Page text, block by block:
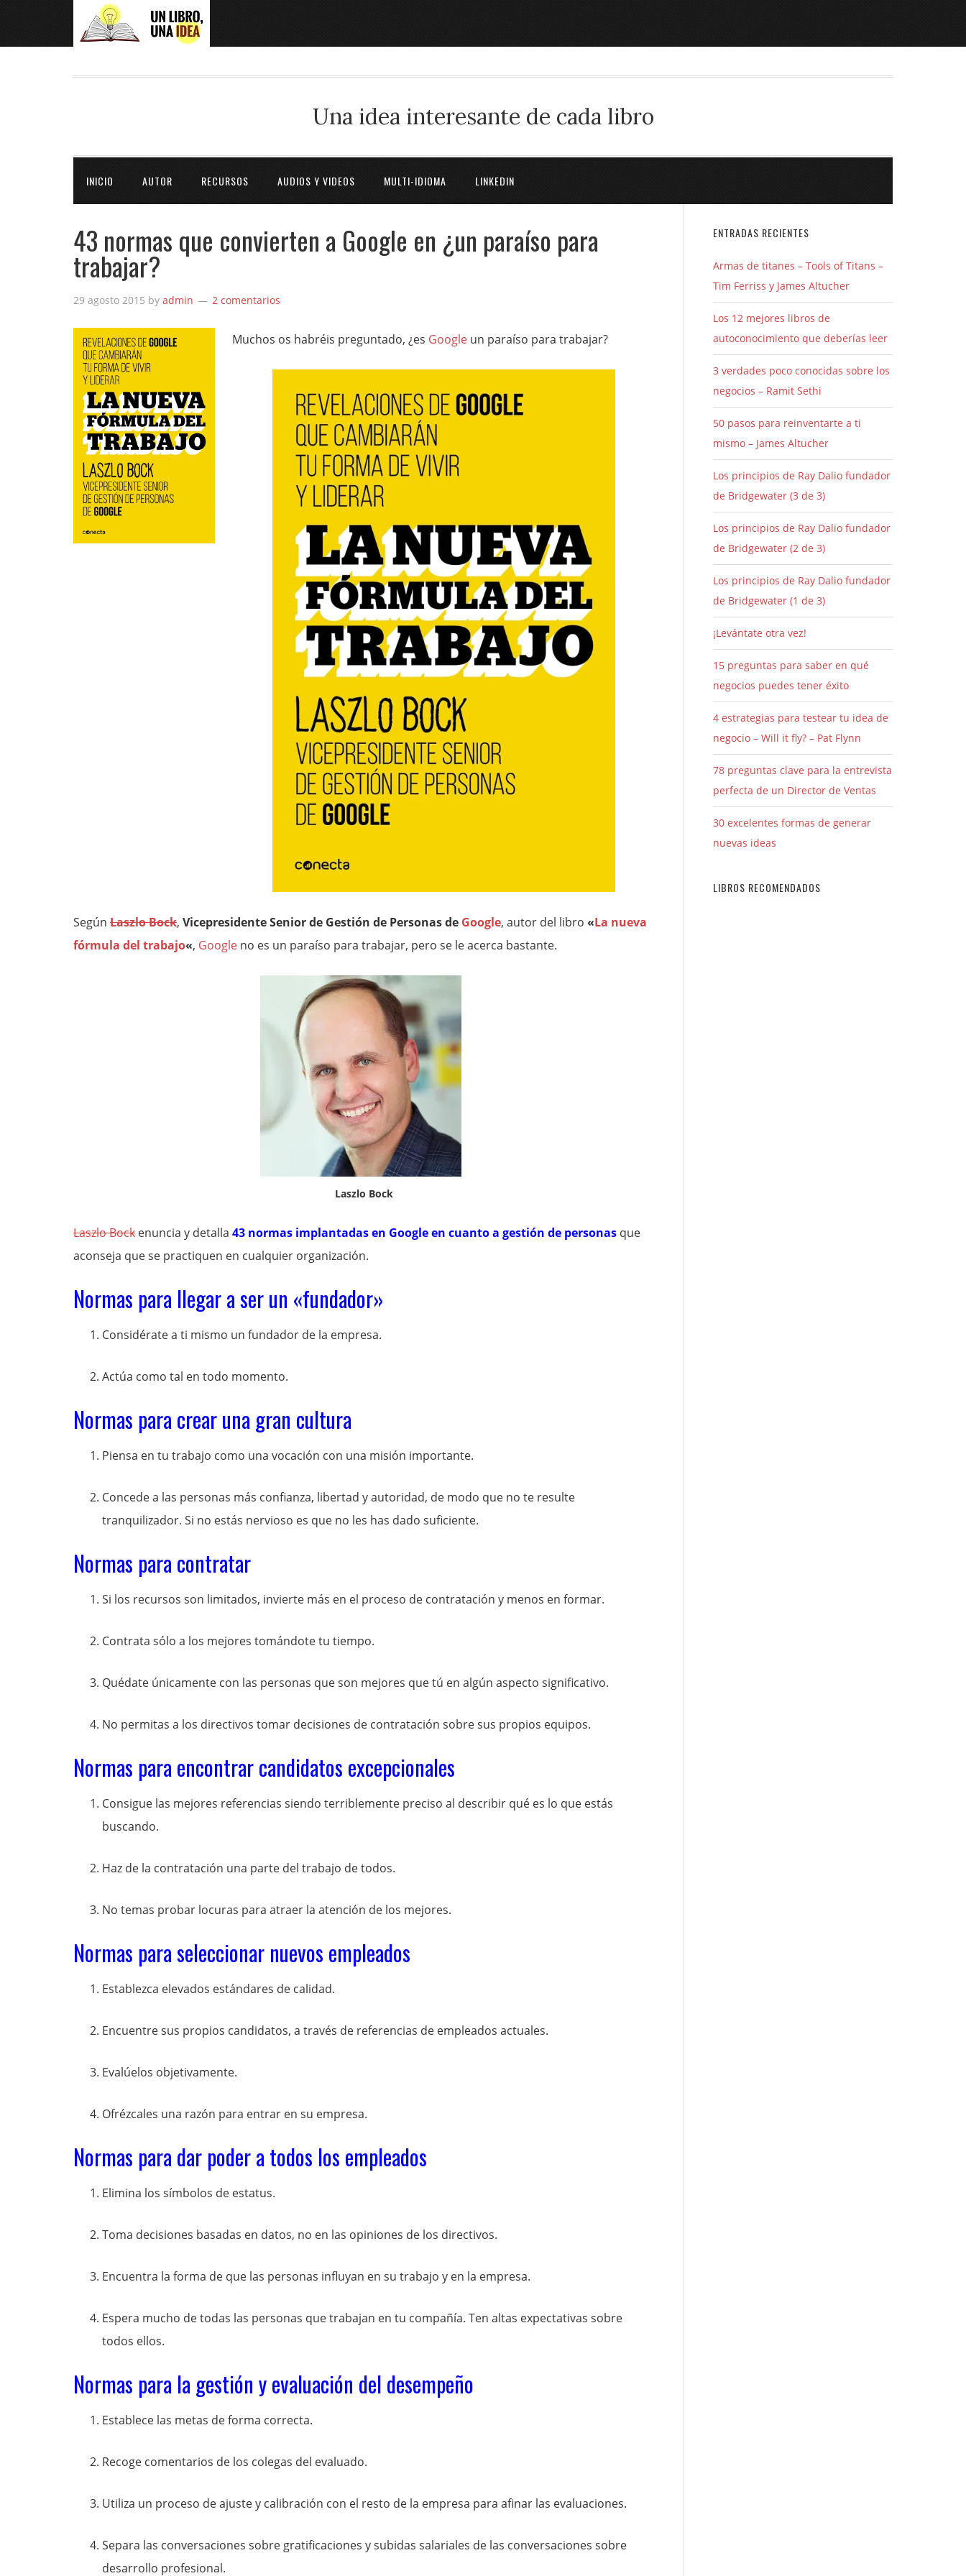
Una idea interesante de cada libro
INICIO AUTOR RECURSOS AUDIOS Y VIDEOS MULTI-IDIOMA LINKEDIN
43 normas que convierten a Google en ¿un paraíso para
trabajar?
29 agosto 2015 by admin 2 comentarios
Muchos os habréis preguntado, ¿es Google un paraíso para trabajar?
Según Laszlo Bock, Vicepresidente Senior de Gestión de Personas de Google, autor del libro «La nueva
fórmula del trabajo«, Google no es un paraíso para trabajar, pero se le acerca bastante.
Laszlo Bock
Laszlo Bock enuncia y detalla 43 normas implantadas en Google en cuanto a gestión de personas que
aconseja que se practiquen en cualquier organización.
Normas para llegar a ser un «fundador»
Considérate a ti mismo un fundador de la empresa.
Actúa como tal en todo momento.
Normas para crear una gran cultura
Piensa en tu trabajo como una vocación con una misión importante.
Concede a las personas más confianza, libertad y autoridad, de modo que no te resulte
tranquilizador. Si no estás nervioso es que no les has dado suficiente.
Normas para contratar
Si los recursos son limitados, invierte más en el proceso de contratación y menos en formar.
Contrata sólo a los mejores tomándote tu tiempo.
Quédate únicamente con las personas que son mejores que tú en algún aspecto significativo.
No permitas a los directivos tomar decisiones de contratación sobre sus propios equipos.
Normas para encontrar candidatos excepcionales
Consigue las mejores referencias siendo terriblemente preciso al describir qué es lo que estás
buscando.
Haz de la contratación una parte del trabajo de todos.
No temas probar locuras para atraer la atención de los mejores.
Normas para seleccionar nuevos empleados
Establezca elevados estándares de calidad.
Encuentre sus propios candidatos, a través de referencias de empleados actuales.
Evalúelos objetivamente.
Ofrézcales una razón para entrar en su empresa.
Normas para dar poder a todos los empleados
Elimina los símbolos de estatus.
Toma decisiones basadas en datos, no en las opiniones de los directivos.
Encuentra la forma de que las personas influyan en su trabajo y en la empresa.
Espera mucho de todas las personas que trabajan en tu compañía. Ten altas expectativas sobre
todos ellos.
Normas para la gestión y evaluación del desempeño
Establece las metas de forma correcta.
Recoge comentarios de los colegas del evaluado.
Utiliza un proceso de ajuste y calibración con el resto de la empresa para afinar las evaluaciones.
Separa las conversaciones sobre gratificaciones y subidas salariales de las conversaciones sobre
desarrollo profesional.
ENTRADAS RECIENTES
Armas de titanes – Tools of Titans –
Tim Ferriss y James Altucher
Los 12 mejores libros de
autoconocimiento que deberías leer
3 verdades poco conocidas sobre los
negocios – Ramit Sethi
50 pasos para reinventarte a ti
mismo – James Altucher
Los principios de Ray Dalio fundador
de Bridgewater (3 de 3)
Los principios de Ray Dalio fundador
de Bridgewater (2 de 3)
Los principios de Ray Dalio fundador
de Bridgewater (1 de 3)
¡Levántate otra vez!
15 preguntas para saber en qué
negocios puedes tener éxito
4 estrategias para testear tu idea de
negocio – Will it fly? – Pat Flynn
78 preguntas clave para la entrevista
perfecta de un Director de Ventas
30 excelentes formas de generar
nuevas ideas
LIBROS RECOMENDADOS